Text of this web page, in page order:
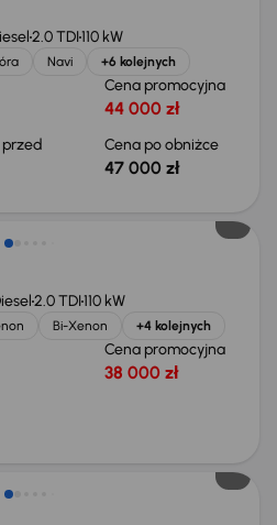
2.0 TDI110 kW
Navi +6 kolejnych
Cena promocyjna
44 000 zł
przed
Cena po obniżce
47 000 zł
2.0 TDI110 kW
Bi-Xenon +4 kolejnych
Cena promocyjna
38 000 zł